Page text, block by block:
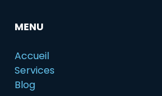
MENU
Accueil
Services
Blog